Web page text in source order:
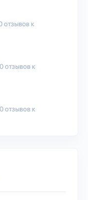
отзывов к
отзывов к
отзывов к